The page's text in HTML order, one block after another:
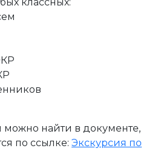
можно найти в документе,
по ссылке: Экскурсия по